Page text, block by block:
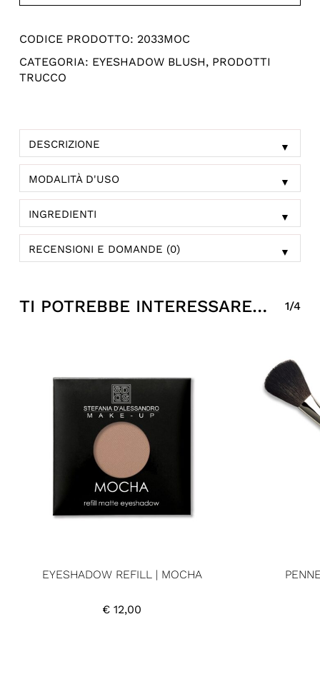
CODICE PRODOTTO: 2033MOC
CATEGORIA: EYESHADOW BLUSH, PRODOTTI
TRUCCO
DESCRIZIONE ▼
MODALITÀ D'USO ▼
INGREDIENTI ▼
RECENSIONI E DOMANDE (0) ▼
TI POTREBBE INTERESSARE… 1/4
EYESHADOW REFILL | MOCHA
€ 12,00